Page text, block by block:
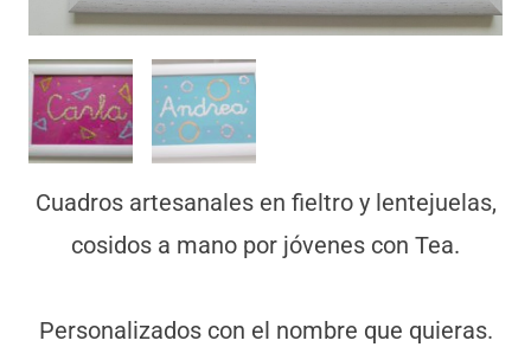
Cuadros artesanales en fieltro y lentejuelas,
cosidos a mano por jóvenes con Tea.
Personalizados con el nombre que quieras.